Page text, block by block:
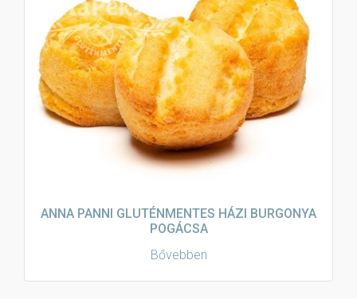
ANNA PANNI GLUTÉNMENTES HÁZI BURGONYA
POGÁCSA
Bővebben